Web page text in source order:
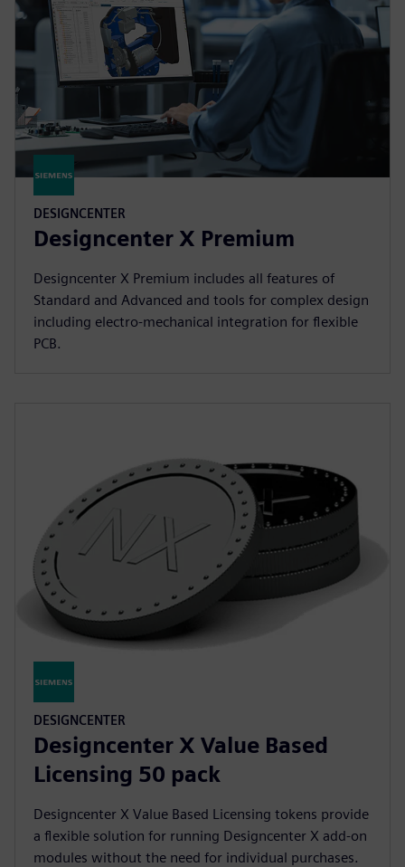
DESIGNCENTER
Designcenter X Premium
Designcenter X Premium includes all features of
Standard and Advanced and tools for complex design
including electro-mechanical integration for flexible
PCB.
DESIGNCENTER
Designcenter X Value Based
Licensing 50 pack
Designcenter X Value Based Licensing tokens provide
a flexible solution for running Designcenter X add-on
modules without the need for individual purchases.